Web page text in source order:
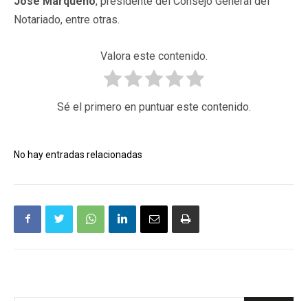
Notariado, entre otras.
Valora este contenido.
Sé el primero en puntuar este contenido.
No hay entradas relacionadas